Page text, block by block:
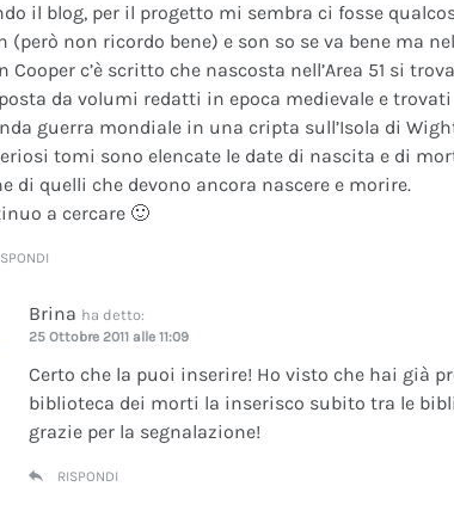
il blog, per il progetto mi sembra ci fosse
(però non ricordo bene) e son so se va bene ma
Cooper c’è scritto che nascosta nell’Area 51 si
da volumi redatti in epoca medievale e
guerra mondiale in una cripta sull’Isola di
tomi sono elencate le date di nascita e di
di quelli che devono ancora nascere e morire.
a cercare 🙂
Brina ha detto:
25 Ottobre 2011 alle 11:09
Certo che la puoi inserire! Ho visto che hai già
biblioteca dei morti la inserisco subito tra le
grazie per la segnalazione!
RISPONDI